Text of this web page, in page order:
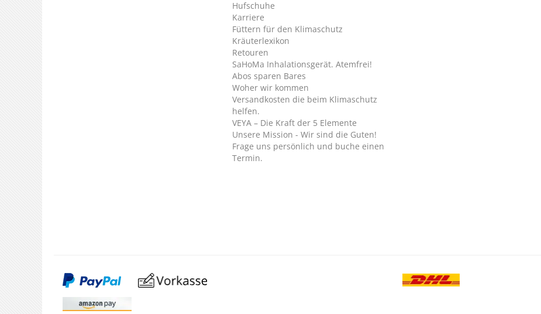
Hufschuhe
Karriere
Füttern für den Klimaschutz
Kräuterlexikon
Retouren
SaHoMa Inhalationsgerät. Atemfrei!
Abos sparen Bares
Woher wir kommen
Versandkosten die beim Klimaschutz
helfen.
VEYA – Die Kraft der 5 Elemente
Unsere Mission - Wir sind die Guten!
Frage uns persönlich und buche einen
Termin.